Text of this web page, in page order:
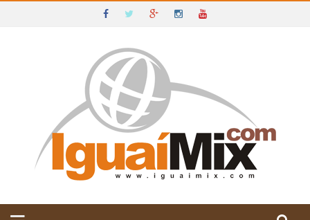
IGUAÍ E SUDOESTE DA BAHIA